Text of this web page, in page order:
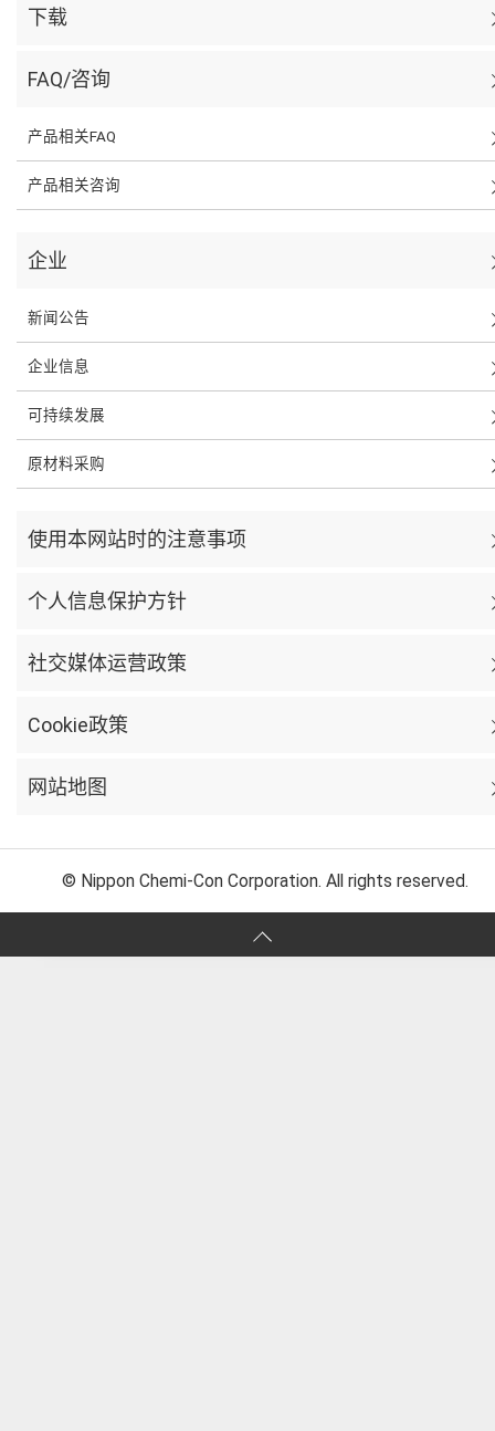
下载
FAQ/咨询
产品相关FAQ
产品相关咨询
企业
新闻公告
企业信息
可持续发展
原材料采购
使用本网站时的注意事项
个人信息保护方针
社交媒体运营政策
Cookie政策
网站地图
© Nippon Chemi-Con Corporation. All rights reserved.